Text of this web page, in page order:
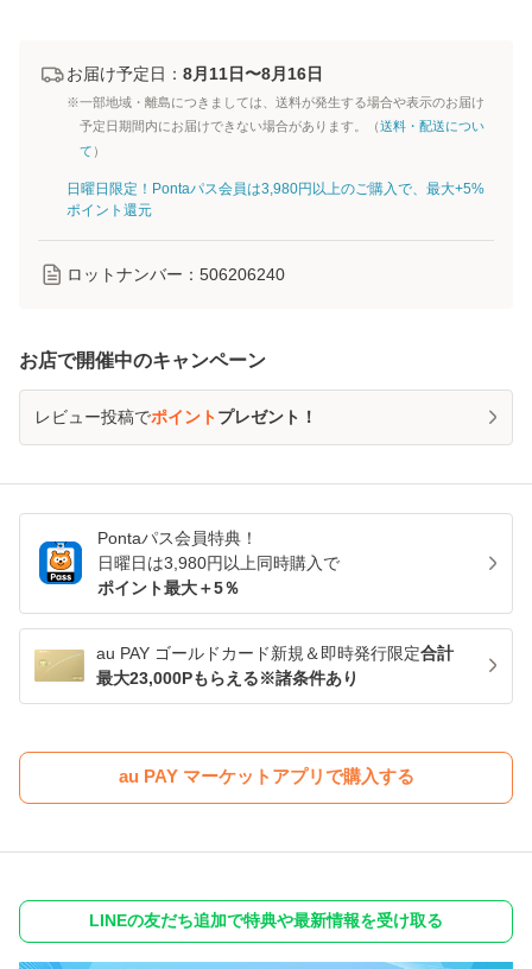
お届け予定日： 8月11日〜8月16日
※一部地域・離島につきましては、送料が発生する場合や表示のお届け
予定日期間内にお届けできない場合があります。（送料・配送につい
て ）
日曜日限定！Pontaパス会員は3,980円以上のご購入で、最大+5%
ポイント還元
ロットナンバー： 506206240
お店で開催中のキャンペーン
レビュー投稿でポイントプレゼント！
Pontaパス会員特典！
日曜日は3,980円以上同時購入で
ポイント最大＋5％
au PAY ゴールドカード新規＆即時発行限定合計
最大23,000Pもらえる※諸条件あり
au PAY マーケットアプリで購入する
LINEの友だち追加で特典や最新情報を受け取る